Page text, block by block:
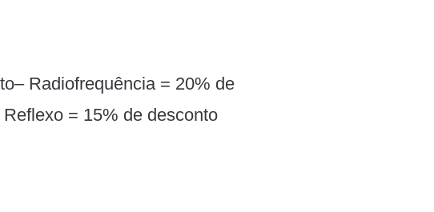
Radiofrequência = 20% de
= 15% de desconto